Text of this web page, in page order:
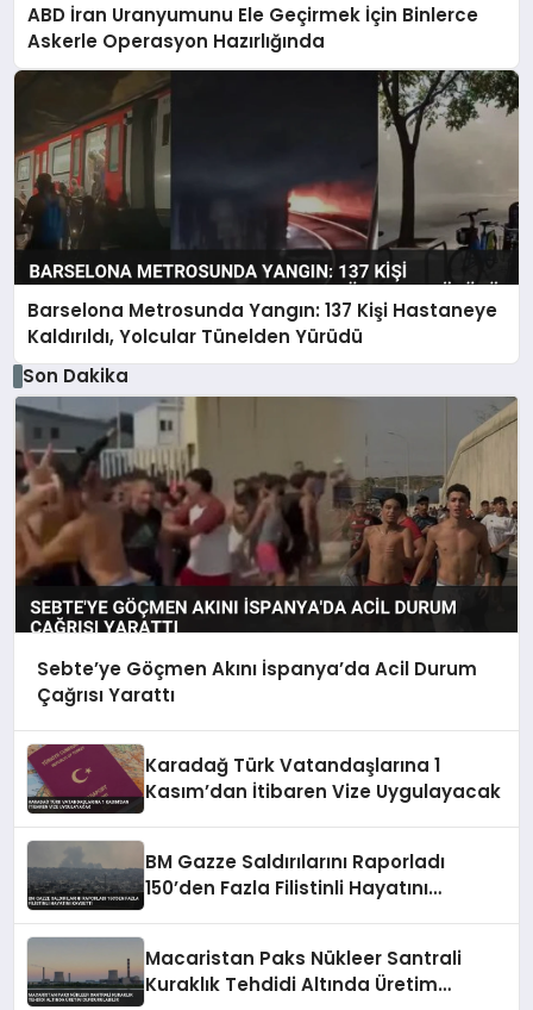
ABD İran Uranyumunu Ele Geçirmek İçin Binlerce
Askerle Operasyon Hazırlığında
Barselona Metrosunda Yangın: 137 Kişi Hastaneye
Kaldırıldı, Yolcular Tünelden Yürüdü
Son Dakika
Sebte’ye Göçmen Akını İspanya’da Acil Durum
Çağrısı Yarattı
Karadağ Türk Vatandaşlarına 1
Kasım’dan İtibaren Vize Uygulayacak
BM Gazze Saldırılarını Raporladı
150’den Fazla Filistinli Hayatını
Macaristan Paks Nükleer Santrali
Kuraklık Tehdidi Altında Üretim